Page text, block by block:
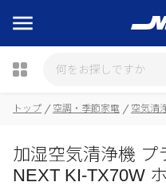
瓶詰
トップ 空調・季節家電 空気清
加湿空気清浄機 プ
NEXT KI-TX70W